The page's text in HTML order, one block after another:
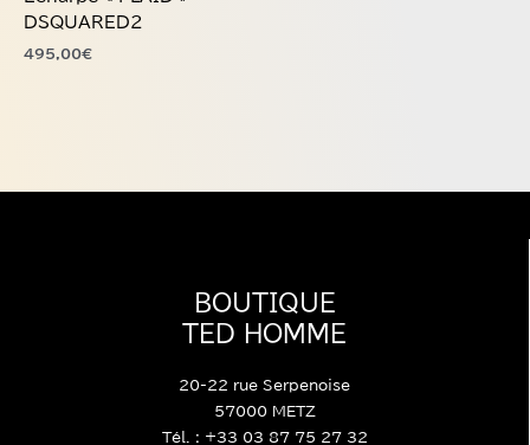
DSQUARED2
495,00€
BOUTIQUE
TED HOMME
20-22 rue Serpenoise
57000 METZ
Tél. : +33 03 87 75 27 32